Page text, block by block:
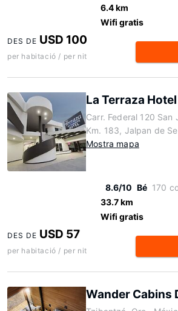
6.4 km
Wifi gratis
DES DE USD 100
per habitació / per nit
La Terraza Hotel
Carr. Federal 120 San
Km. 183, Jalpan de
Mostra mapa
8.6/10 Bé 170
33.7 km
Wifi gratis
DES DE USD 57
per habitació / per nit
Wander Cabins